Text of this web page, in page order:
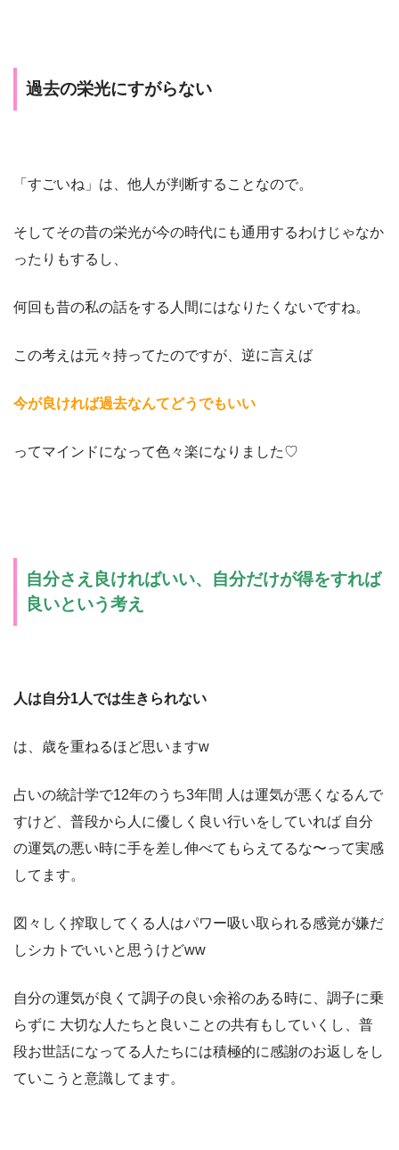
過去の栄光にすがらない
「すごいね」は、他人が判断することなので。
そしてその昔の栄光が今の時代にも通用するわけじゃなか
ったりもするし、
何回も昔の私の話をする人間にはなりたくないですね。
この考えは元々持ってたのですが、逆に言えば
今が良ければ過去なんてどうでもいい
ってマインドになって色々楽になりました♡
自分さえ良ければいい、自分だけが得をすれば
良いという考え
人は自分1人では生きられない
は、歳を重ねるほど思いますw
占いの統計学で12年のうち3年間 人は運気が悪くなるんで
すけど、普段から人に優しく良い行いをしていれば 自分
の運気の悪い時に手を差し伸べてもらえてるな〜って実感
してます。
図々しく搾取してくる人はパワー吸い取られる感覚が嫌だ
しシカトでいいと思うけどww
自分の運気が良くて調子の良い余裕のある時に、調子に乗
らずに 大切な人たちと良いことの共有もしていくし、普
段お世話になってる人たちには積極的に感謝のお返しをし
ていこうと意識してます。